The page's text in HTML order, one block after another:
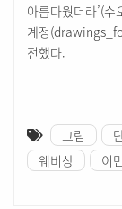
아름다웠더라’(
계정
전했다.
그림
웨비상
이민